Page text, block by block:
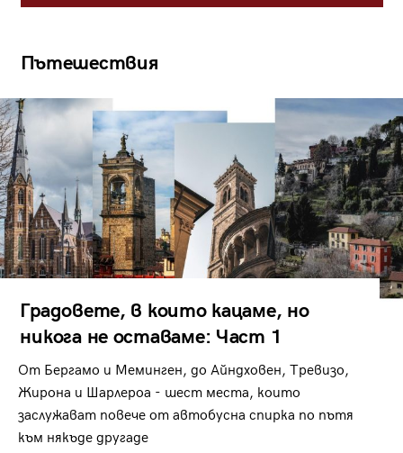
Пътешествия
Градовете, в които кацаме, но
никога не оставаме: Част 1
От Бергамо и Меминген, до Айндховен, Тревизо,
Жирона и Шарлероа - шест места, които
заслужават повече от автобусна спирка по пътя
към някъде другаде